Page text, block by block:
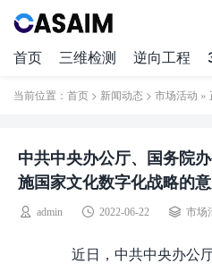
首页 三维检测 逆向工程
当前位置： 首页 > 新闻动态 > 市场活动 »
中共中央办公厅、国务院
施国家文化数字化战略的意
admin 2022-06-22 市场
近日，中共中央办公